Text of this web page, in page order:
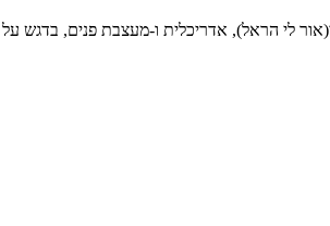
לי הראל), אדריכלית ו-מעצבת פנים, בדגש